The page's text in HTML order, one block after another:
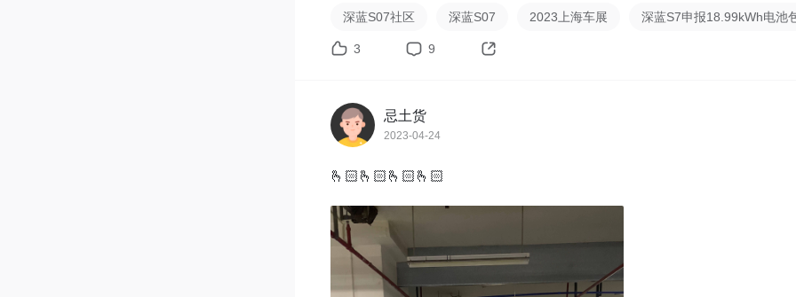
深蓝S07社区 深蓝S07 2023上海车展 深蓝S7申报18.99kWh电池
3 9
忌土货
2023-04-24
🫰🏻🫰🏻🫰🏻🫰🏻